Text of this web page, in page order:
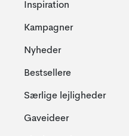
Inspiration
Kampagner
Nyheder
Bestsellere
Særlige lejligheder
Gaveideer